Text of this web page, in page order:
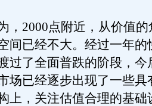
2000点附近，从价值的
间已经不大。经过一年的
过了全面普跌的阶段，今
场已经逐步出现了一些具
上，关注估值合理的基础